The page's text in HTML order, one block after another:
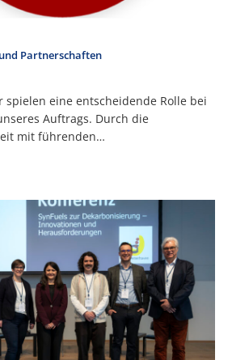
Partnerschaften
spielen eine entscheidende Rolle bei
Auftrags. Durch die
mit führenden…